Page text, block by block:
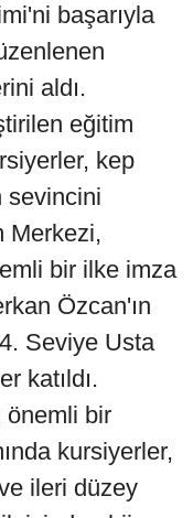
başarıyla
aldı.
eğitim
kep
sevincini
Merkezi,
bir ilke imza
Özcan'ın
Seviye Usta
katıldı.
önemli bir
kursiyerler,
ileri düzey